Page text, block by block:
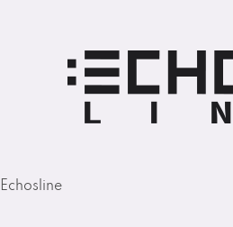
Echosline